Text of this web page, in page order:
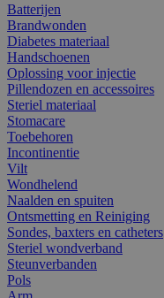
Batterijen
Brandwonden
Diabetes materiaal
Handschoenen
Oplossing voor injectie
Pillendozen en accessoires
Steriel materiaal
Stomacare
Toebehoren
Incontinentie
Vilt
Wondhelend
Naalden en spuiten
Ontsmetting en Reiniging
Sondes, baxters en catheters
Steriel wondverband
Steunverbanden
Pols